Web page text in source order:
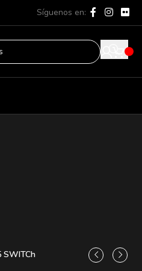
Síguenos en:
SWITCh